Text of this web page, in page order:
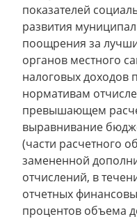
показателей
развития
поощрения за
органов местного
налоговых доходов
нормативам
превышающем
выравнивание
(части расчетного
замененной
отчислений, в
отчетных
процентов объема